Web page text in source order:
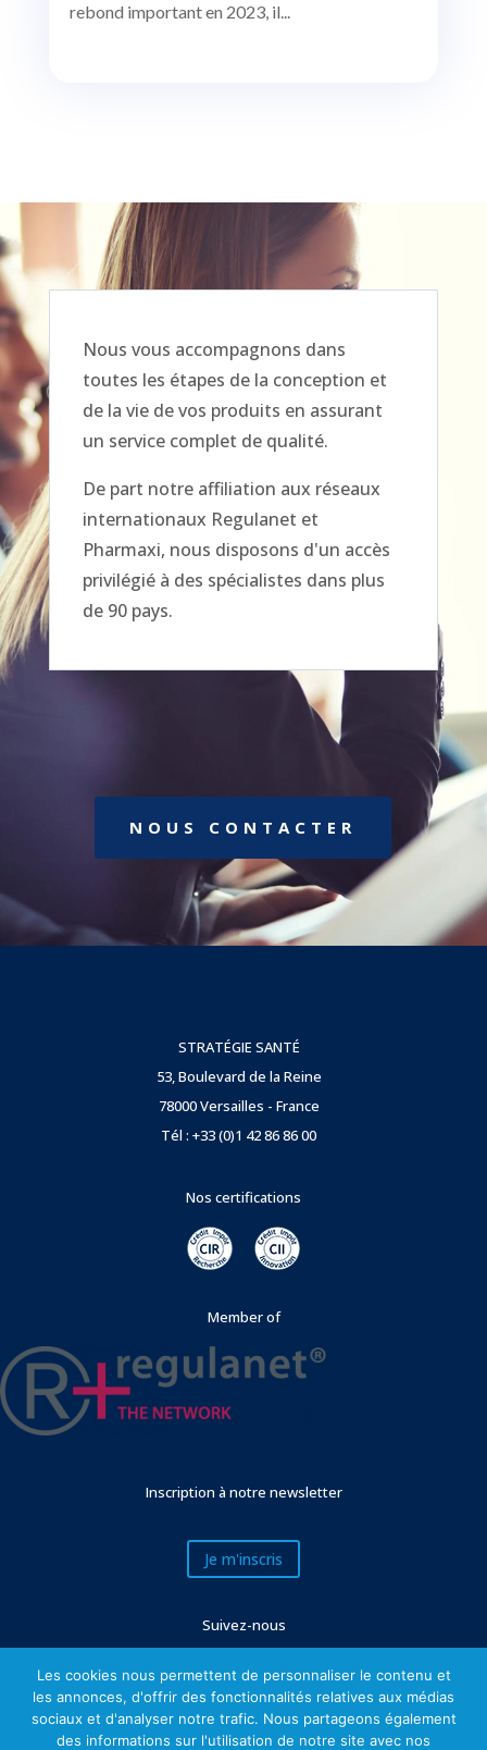
rebond important en 2023, il...
Nous vous accompagnons dans
toutes les étapes de la conception et
de la vie de vos produits en assurant
un service complet de qualité.
De part notre affiliation aux réseaux
internationaux Regulanet et
Pharmaxi, nous disposons d'un accès
privilégié à des spécialistes dans plus
de 90 pays.
NOUS CONTACTER
STRATÉGIE SANTÉ
53, Boulevard de la Reine
78000 Versailles - France
Tél : +33 (0)1 42 86 86 00
Nos certifications
Member of
Inscription à notre newsletter
Je m'inscris
Suivez-nous
Les cookies nous permettent de personnaliser le contenu et
les annonces, d'offrir des fonctionnalités relatives aux médias
sociaux et d'analyser notre trafic. Nous partageons également
des informations sur l'utilisation de notre site avec nos